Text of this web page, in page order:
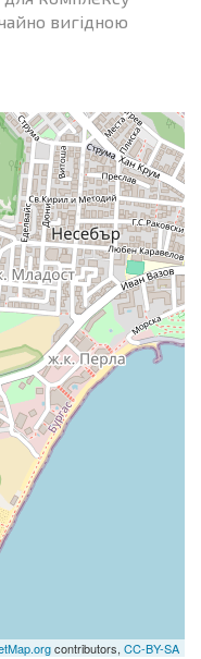
вигідною
contributors, CC-BY-SA